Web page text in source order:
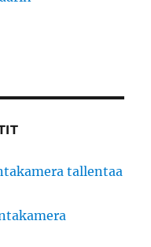
tallentaa